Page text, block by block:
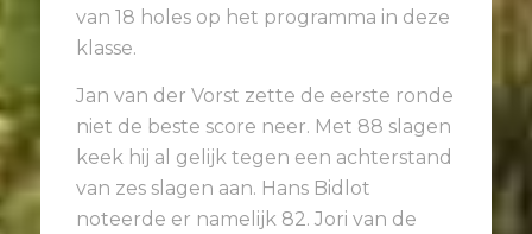
van 18 holes op het programma in deze
klasse.
Jan van der Vorst zette de eerste ronde
niet de beste score neer. Met 88 slagen
keek hij al gelijk tegen een achterstand
van zes slagen aan. Hans Bidlot
noteerde er namelijk 82. Jori van de